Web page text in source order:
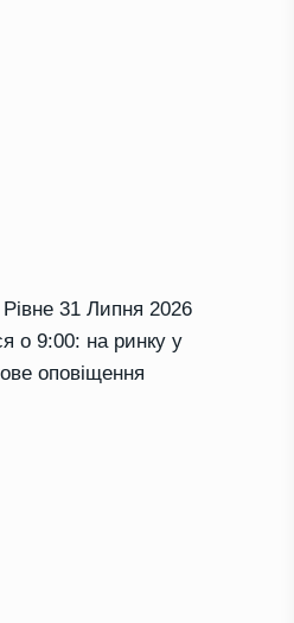
31 Липня 2026
о 9:00: на ринку у
оповіщення